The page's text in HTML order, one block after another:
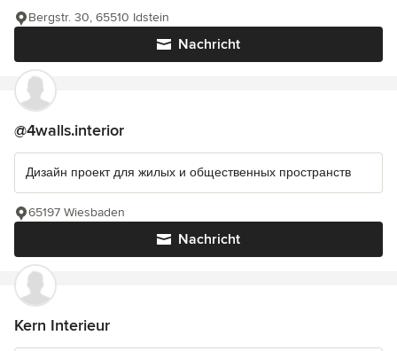
Nachricht
Bergstr. 30, 65510 Idstein
@4walls.interior
Дизайн проект для жилых и общественных пространств
Nachricht
65197 Wiesbaden
Kern Interieur